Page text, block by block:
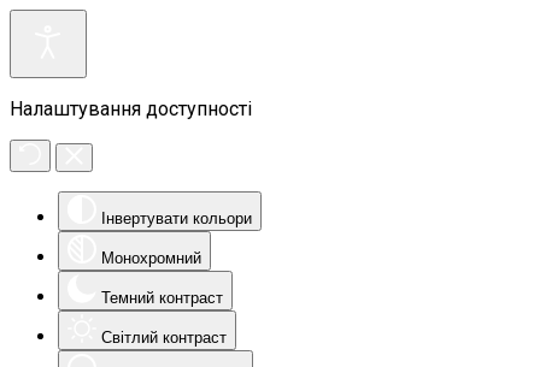
Налаштування доступності
Інвертувати кольори
Монохромний
Темний контраст
Світлий контраст